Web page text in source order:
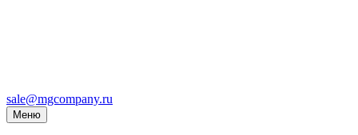
sale@mgcompany.ru
Меню